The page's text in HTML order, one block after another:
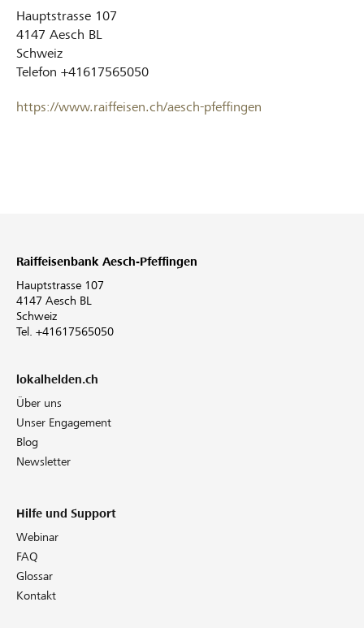
Hauptstrasse 107
4147 Aesch BL
Schweiz
Telefon +41617565050
https://www.raiffeisen.ch/aesch-pfeffingen
Raiffeisenbank Aesch-Pfeffingen
Hauptstrasse 107
4147 Aesch BL
Schweiz
Tel. +41617565050
lokalhelden.ch
Über uns
Unser Engagement
Blog
Newsletter
Hilfe und Support
Webinar
FAQ
Glossar
Kontakt